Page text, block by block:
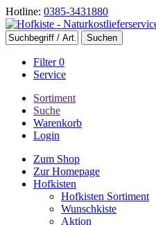
Hotline: 0385-3431880
Filter0
Service
Sortiment
Suche
Warenkorb
Login
Zum Shop
Zur Homepage
Hofkisten
Hofkisten Sortiment
Wunschkiste
Aktion